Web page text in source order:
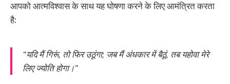
आपको आत्मविश्वास के साथ यह घोषणा करने के लिए आमंत्रित करता
है:
“यदि मैं गिरूं, तो फिर उठूंगा; जब मैं अंधकार में बैठूं, तब यहोवा मेरे
लिए ज्योति होगा।”